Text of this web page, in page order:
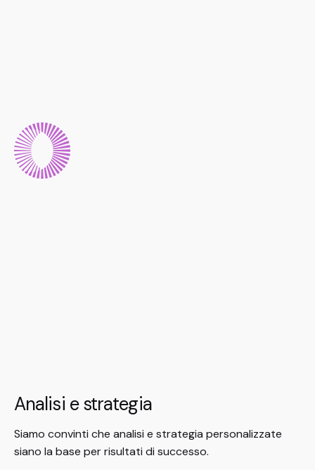
Analisi e strategia
Siamo convinti che analisi e strategia personalizzate
siano la base per risultati di successo.